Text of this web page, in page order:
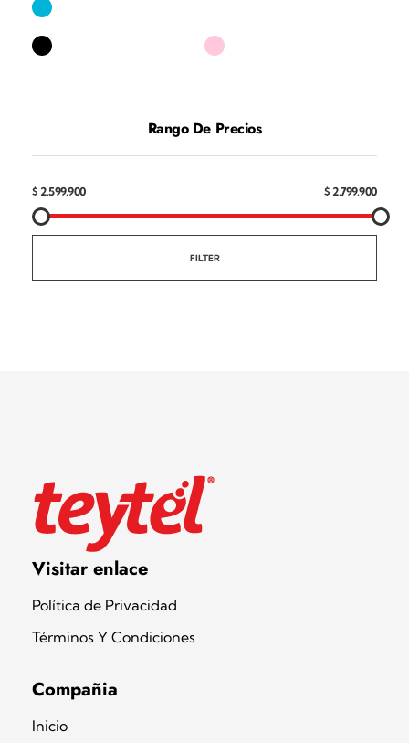
Rango De Precios
$ 2.599.900 $ 2.799.900
FILTER
Teytel S.A.S
Teytel - Distribuidor autorizado de claro
Visitar enlace
Política de Privacidad
Términos Y Condiciones
Compañia
Inicio